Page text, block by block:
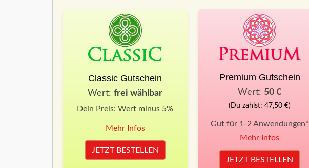
Classic Gutschein
Wert:frei wählbar
Dein Preis: Wert minus 5%
Mehr Infos
JETZT BESTELLEN
Premium Gutschein
Wert: 50 €
(Du zahlst: 47,50 €)
Gut für 1-2 Anwendungen*
Mehr Infos
JETZT BESTELLEN